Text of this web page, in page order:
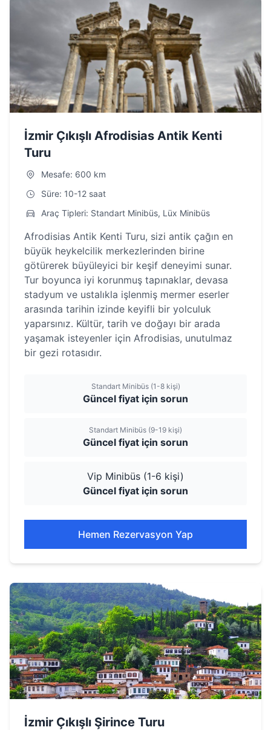
İzmir Çıkışlı Afrodisias Antik Kenti
Turu
Mesafe: 600 km
Süre: 10-12 saat
Araç Tipleri: Standart Minibüs, Lüx Minibüs
Afrodisias Antik Kenti Turu, sizi antik çağın en
büyük heykelcilik merkezlerinden birine
götürerek büyüleyici bir keşif deneyimi sunar.
Tur boyunca iyi korunmuş tapınaklar, devasa
stadyum ve ustalıkla işlenmiş mermer eserler
arasında tarihin izinde keyifli bir yolculuk
yaparsınız. Kültür, tarih ve doğayı bir arada
yaşamak isteyenler için Afrodisias, unutulmaz
bir gezi rotasıdır.
Standart Minibüs (1-8 kişi)
Güncel fiyat için sorun
Standart Minibüs (9-19 kişi)
Güncel fiyat için sorun
Vip Minibüs (1-6 kişi)
Güncel fiyat için sorun
Hemen Rezervasyon Yap
İzmir Çıkışlı Şirince Turu